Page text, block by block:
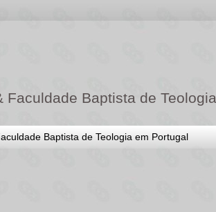
Baptista de Teologia
Baptista de Teologia em Portugal